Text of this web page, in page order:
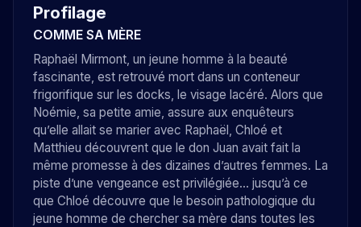
Profilage
COMME SA MÈRE
Raphaël Mirmont, un jeune homme à la beauté
fascinante, est retrouvé mort dans un conteneur
frigorifique sur les docks, le visage lacéré. Alors que
Noémie, sa petite amie, assure aux enquêteurs
qu’elle allait se marier avec Raphaël, Chloé et
Matthieu découvrent que le don Juan avait fait la
même promesse à des dizaines d’autres femmes. La
piste d’une vengeance est privilégiée… jusqu’à ce
que Chloé découvre que le besoin pathologique du
jeune homme de chercher sa mère dans toutes les